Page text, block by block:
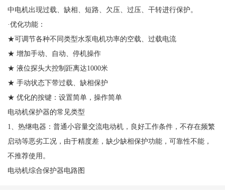
中电机出现过载、缺相、短路、欠压、过压、干转进行保护。
·优化功能：
★可调节各种不同类型水泵电机功率的空载、过载电流
★ 增加手动、自动、停机操作
★ 液位探头大控制距离达1000米
★ 手动状态下带过载、缺相保护
★ 优化的按键：设置简单，操作简单
电动机保护器的常见类型
1、热继电器：普通小容量交流电动机，良好工作条件，不存在频繁
启动等恶劣工况，由于精度差，缺少缺相保护功能，可靠性不能，
不推荐使用。
电动机综合保护器电路图